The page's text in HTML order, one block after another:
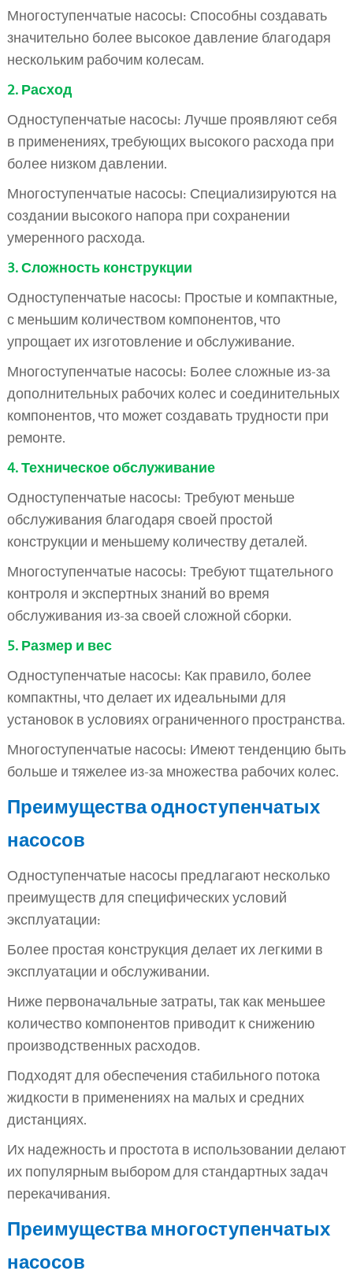
Многоступенчатые насосы: Способны создавать
значительно более высокое давление благодаря
нескольким рабочим колесам.
2. Расход
Одноступенчатые насосы: Лучше проявляют себя
в применениях, требующих высокого расхода при
более низком давлении.
Многоступенчатые насосы: Специализируются на
создании высокого напора при сохранении
умеренного расхода.
3. Сложность конструкции
Одноступенчатые насосы: Простые и компактные,
с меньшим количеством компонентов, что
упрощает их изготовление и обслуживание.
Многоступенчатые насосы: Более сложные из-за
дополнительных рабочих колес и соединительных
компонентов, что может создавать трудности при
ремонте.
4. Техническое обслуживание
Одноступенчатые насосы: Требуют меньше
обслуживания благодаря своей простой
конструкции и меньшему количеству деталей.
Многоступенчатые насосы: Требуют тщательного
контроля и экспертных знаний во время
обслуживания из-за своей сложной сборки.
5. Размер и вес
Одноступенчатые насосы: Как правило, более
компактны, что делает их идеальными для
установок в условиях ограниченного пространства.
Многоступенчатые насосы: Имеют тенденцию быть
больше и тяжелее из-за множества рабочих колес.
Преимущества одноступенчатых
насосов
Одноступенчатые насосы предлагают несколько
преимуществ для специфических условий
эксплуатации:
Более простая конструкция делает их легкими в
эксплуатации и обслуживании.
Ниже первоначальные затраты, так как меньшее
количество компонентов приводит к снижению
производственных расходов.
Подходят для обеспечения стабильного потока
жидкости в применениях на малых и средних
дистанциях.
Их надежность и простота в использовании делают
их популярным выбором для стандартных задач
перекачивания.
Преимущества многоступенчатых
насосов